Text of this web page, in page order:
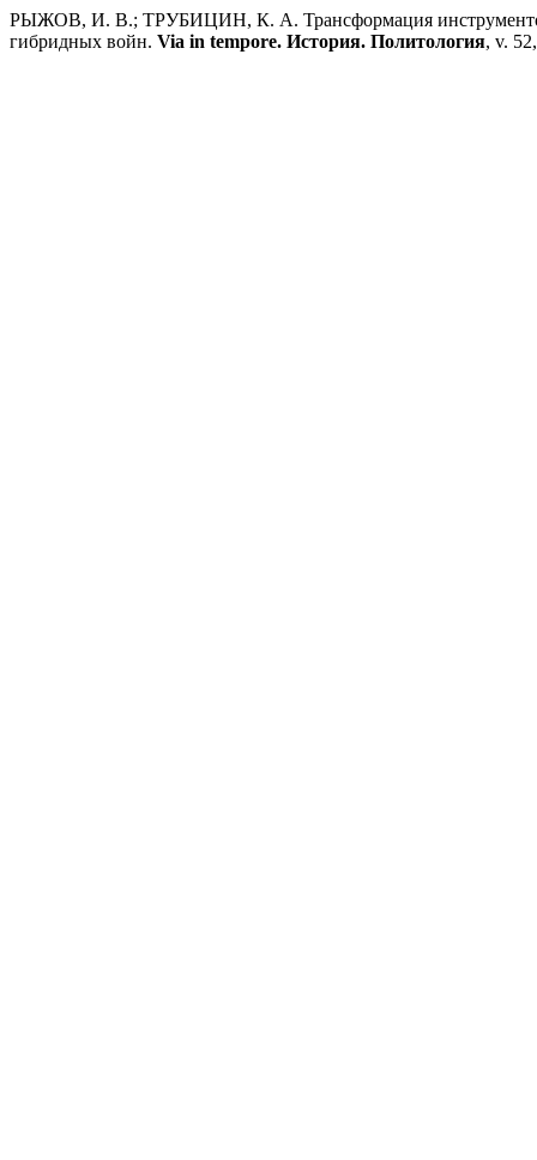
РЫЖОВ, И. В.; ТРУБИЦИН, К. А. Трансформация инструментов
гибридных войн. Via in tempore. История. Политология, v.